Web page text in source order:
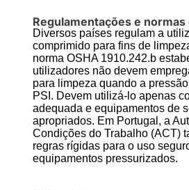
Regulamentações e normas
Diversos países regulam a
comprimido para fins de
norma OSHA 1910.242.b
utilizadores não devem
para limpeza quando a
PSI. Devem utilizá-lo apenas
adequada e equipamentos de
apropriados. Em Portugal, a
Condições do Trabalho (ACT)
regras rígidas para o uso
equipamentos pressurizados.